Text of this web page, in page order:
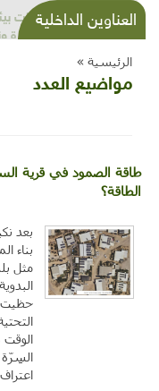
العناوين الداخليةشذرات
وحاكورة
الرئيسية »
مواضيع العدد
طاقة الصمود في قرية
الطاقة؟
بناء
مثل
حظيت
الوقت